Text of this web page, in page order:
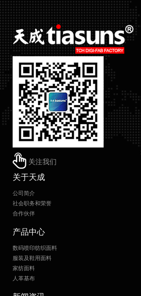
关注我们
关于天成
公司简介
社会职务和荣誉
合作伙伴
产品中心
数码喷印纺织面料
服装及鞋用面料
家纺面料
人革基布